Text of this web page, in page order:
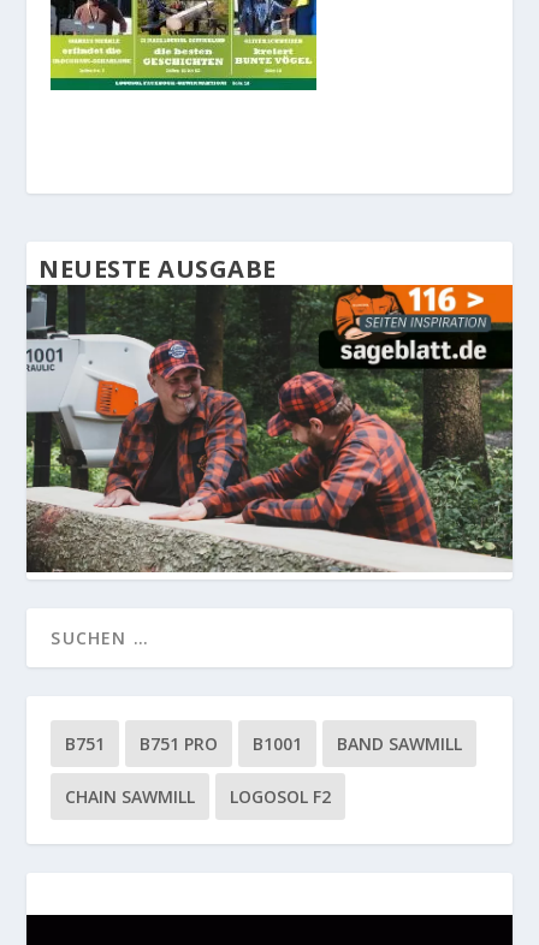
NEUESTE AUSGABE
B751 B751 PRO B1001 BAND SAWMILL
CHAIN SAWMILL LOGOSOL F2